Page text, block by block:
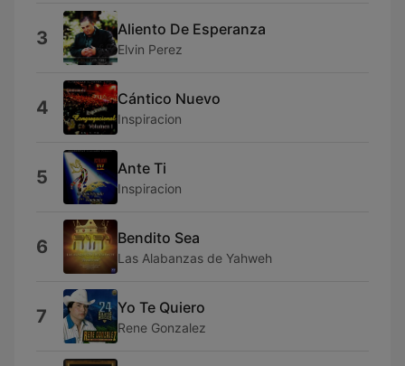
3 Aliento De Esperanza
Elvin Perez
4 Cántico Nuevo
Inspiracion
5 Ante Ti
Inspiracion
6 Bendito Sea
Las Alabanzas de Yahweh
7 Yo Te Quiero
Rene Gonzalez